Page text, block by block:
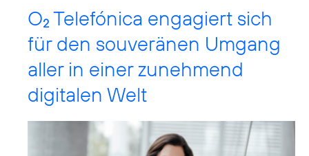
O2 Telefónica engagiert sich
für den souveränen Umgang
aller in einer zunehmend
digitalen Welt